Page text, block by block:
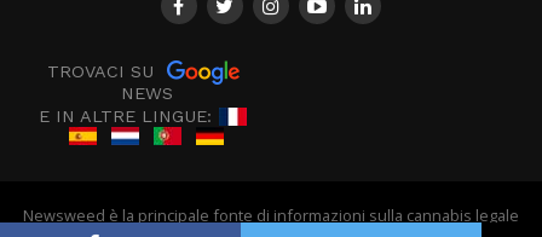
TROVACI SU
NEWS
E IN ALTRE LINGUE:
Newsweed è la principale fonte di informazioni sulla cannabis legale